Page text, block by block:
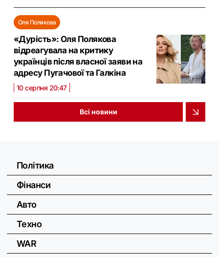
Оля Полякова
«Дурість»: Оля Полякова
відреагувала на критику
українців після власної заяви на
адресу Пугачової та Галкіна
10 серпня 20:47
Всі новини
Політика
Фінанси
Авто
Техно
WAR